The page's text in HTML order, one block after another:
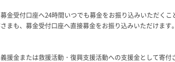
金受付口座へ24時間いつでも募金をお振り込みいただくこ
まも、募金受付口座へ直接募金をお振り込みいただけます
援金または救援活動・復興支援活動への支援金として寄付